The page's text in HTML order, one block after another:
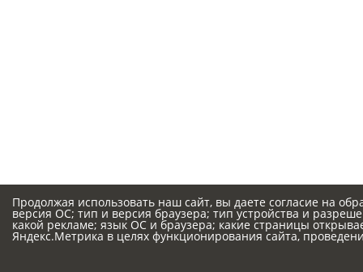
Продолжая использовать наш сайт, вы даете согласие на
версия ОС; тип и версия браузера; тип устройства и
какой рекламе; язык ОС и браузера; какие страницы
Яндекс.Метрика в целях функционирования сайта,